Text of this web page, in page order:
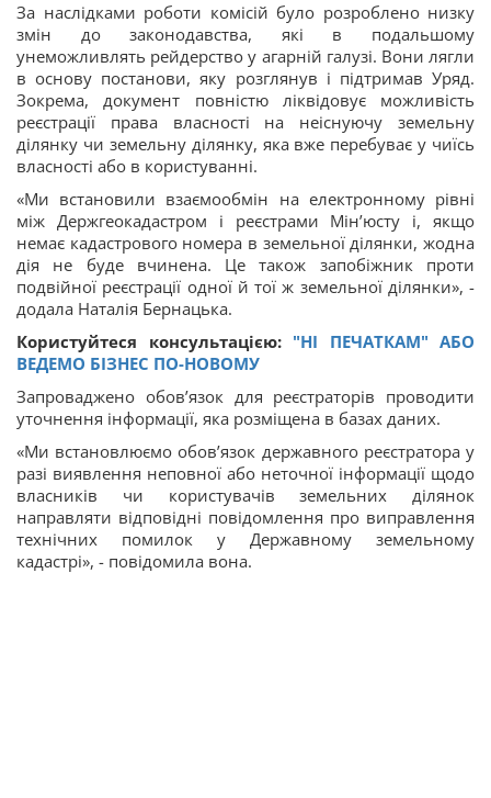
За наслідками роботи комісій було розроблено низку
змін до законодавства, які в подальшому
унеможливлять рейдерство у агарній галузі. Вони лягли
в основу постанови, яку розглянув і підтримав Уряд.
Зокрема, документ повністю ліквідовує можливість
реєстрації права власності на неіснуючу земельну
ділянку чи земельну ділянку, яка вже перебуває у чиїсь
власності або в користуванні.
«Ми встановили взаємообмін на електронному рівні
між Держгеокадастром і реєстрами Мін’юсту і, якщо
немає кадастрового номера в земельної ділянки, жодна
дія не буде вчинена. Це також запобіжник проти
подвійної реєстрації одної й тої ж земельної ділянки», -
додала Наталія Бернацька.
Користуйтеся консультацією: "НІ ПЕЧАТКАМ" АБО
ВЕДЕМО БІЗНЕС ПО-НОВОМУ
Запроваджено обов’язок для реєстраторів проводити
уточнення інформації, яка розміщена в базах даних.
«Ми встановлюємо обов’язок державного реєстратора у
разі виявлення неповної або неточної інформації щодо
власників чи користувачів земельних ділянок
направляти відповідні повідомлення про виправлення
технічних помилок у Державному земельному
кадастрі», - повідомила вона.